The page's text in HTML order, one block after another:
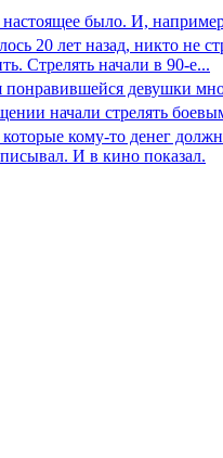
настоящее было. И,
20 лет назад, никто
Стрелять начали в 90-е...
понравившейся девушки
начали стрелять
которые кому-то денег
И в кино показал.